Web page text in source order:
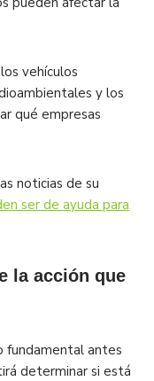
vehículos
y los
qué empresas
noticias de su
ser de ayuda para
la acción que
fundamental antes
determinar si está